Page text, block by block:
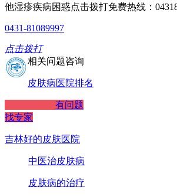
他湿疹疾病困惑点击拨打免费热线：
0431-81089997
点击拨打
相关问题咨询
皮肤病医院排名
有问题
找专家
吉林好的皮肤医院
中医治皮肤病
皮肤病的治疗